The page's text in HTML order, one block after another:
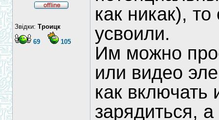
Звідки: Троицк
69 105
как никак),
усвоили.
Им можно
или видео
как
зарядиться,